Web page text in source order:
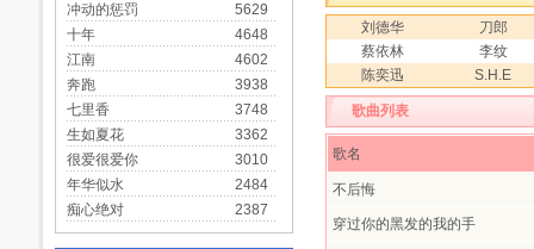
冲动的惩罚
5629
十年
4648
江南
4602
奔跑
3938
七里香
3748
生如夏花
3362
很爱很爱你
3010
年华似水
2484
痴心绝对
2387
刘德华
刀郎
蔡依林
李纹
陈奕迅
S.H.E
歌曲列表
歌名
不后悔
穿过你的黑发的我的手